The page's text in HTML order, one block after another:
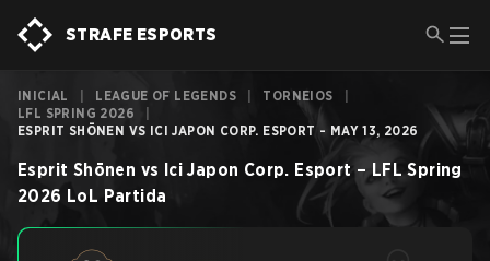
STRAFE ESPORTS
INICIAL LEAGUE OF LEGENDS TORNEIOS
LFL SPRING 2026
ESPRIT SHŌNEN VS ICI JAPON CORP. ESPORT - MAY 13, 2026
Esprit Shōnen vs Ici Japon Corp. Esport –LFL Spring
2026 LoL Partida